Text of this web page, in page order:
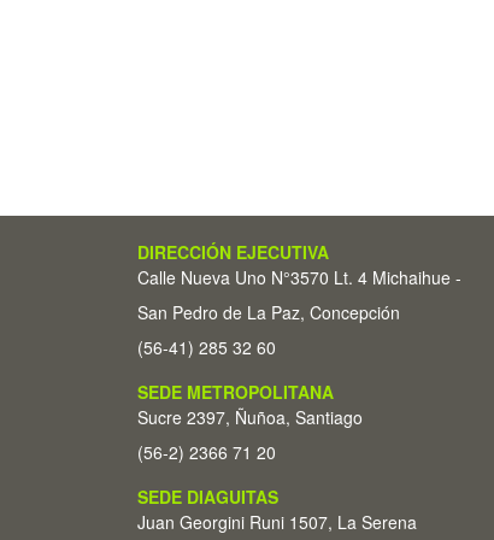
DIRECCIÓN EJECUTIVA
Calle Nueva Uno N°3570 Lt. 4 Michaihue -
San Pedro de La Paz, Concepción
(56-41) 285 32 60
SEDE METROPOLITANA
Sucre 2397, Ñuñoa, Santiago
(56-2) 2366 71 20
SEDE DIAGUITAS
Juan Georgini Runi 1507, La Serena